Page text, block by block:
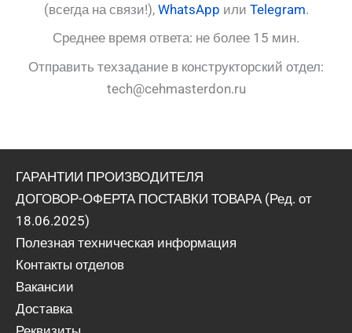
(всегда на связи!), WhatsApp или Telegram.
Среднее время ответа: не более 15 мин.
Отправить техзадание в конструкторский отдел:
tech@cehmasterdon.ru
ГАРАНТИИ ПРОИЗВОДИТЕЛЯ
ДОГОВОР-ОФЕРТА ПОСТАВКИ ТОВАРА (Ред. от
18.06.2025)
Полезная техническая информация
Контакты отделов
Вакансии
Доставка